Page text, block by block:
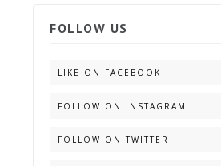
FOLLOW US
LIKE ON FACEBOOK
FOLLOW ON INSTAGRAM
FOLLOW ON TWITTER